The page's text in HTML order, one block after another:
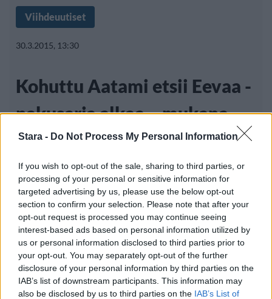
Stara - Do Not Process My Personal Information
If you wish to opt-out of the sale, sharing to third parties, or
processing of your personal or sensitive information for
targeted advertising by us, please use the below opt-out
section to confirm your selection. Please note that after your
opt-out request is processed you may continue seeing
interest-based ads based on personal information utilized by
us or personal information disclosed to third parties prior to
your opt-out. You may separately opt-out of the further
disclosure of your personal information by third parties on the
IAB’s list of downstream participants. This information may
also be disclosed by us to third parties on the IAB’s List of
Viihdeuutiset
30.3.2015, 13:30
Kohuttu Aatami etsii Eevaa -
nakusarja alkaa – mukana
teini-ikäinen lähihoitaja
Alkaneen vuoden ylivoimisesti kohutuin
kotimainen realitysarja on Nelosella reilun
viikon